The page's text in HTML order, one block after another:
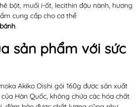
bột, muối i-ốt, lecithin đậu nành, hương
cung cấp cho cơ thể
.
sản phẩm với sức
Akiko Oishi gói 160g được sản xuất
Hàn Quốc, không chứa các hóa chất